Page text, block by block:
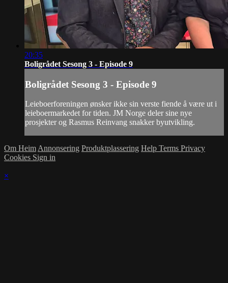
20:35
Boligrådet Sesong 3 - Episode 9
Boligrådet Sesong 3 - Episode 9
Leieboerforeningen ønsker ikke sin verste fiende å være ut i
leieboermarkedet for tiden. JM Norge deler sine nye
prosjekter og Rasmus Reinvang snakker byutvikling.
Om Heim Annonsering Produktplassering Help Terms Privacy
Cookies Sign in
×